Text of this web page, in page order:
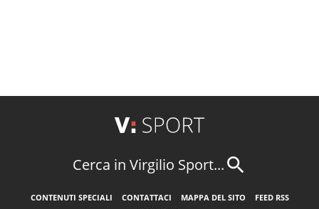
Cerca in Virgilio Sport...
CONTENUTI SPECIALI CONTATTACI MAPPA DEL SITO
FEED RSS